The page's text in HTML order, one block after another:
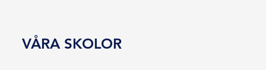
VÅRA SKOLOR